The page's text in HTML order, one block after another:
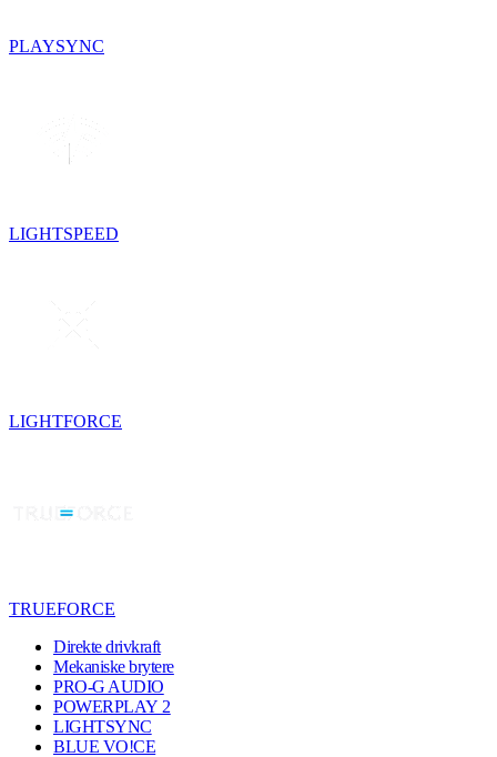
PLAYSYNC
LIGHTSPEED
LIGHTFORCE
TRUEFORCE
Direkte drivkraft
Mekaniske brytere
PRO-G AUDIO
POWERPLAY 2
LIGHTSYNC
BLUE VO!CE